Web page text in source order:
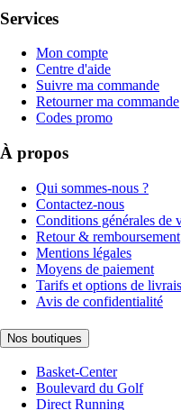
Services
Mon compte
Centre d'aide
Suivre ma commande
Retourner ma commande
Codes promo
À propos
Qui sommes-nous ?
Contactez-nous
Conditions générales de
Retour & remboursement
Mentions légales
Moyens de paiement
Tarifs et options de
Avis de confidentialité
Nos boutiques
Basket-Center
Boulevard du Golf
Direct Running